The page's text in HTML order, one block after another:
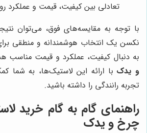
تعادلی بین کیفیت، قیمت و عملکرد
با توجه به مقایسه‌های فوق، می‌توان
نکسن یک انتخاب هوشمندانه و منطقی
به دنبال کیفیت، عملکرد و قیمت مناسب
و یدکبا ارائه این لاستیک‌ها، به شما
تجربه رانندگی را داشته باشید.
راهنمای گام به گام خرید
چرخ و یدک